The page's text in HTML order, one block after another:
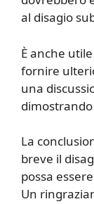
al disagio
È anche
fornire
una
La
breve il
possa
Un